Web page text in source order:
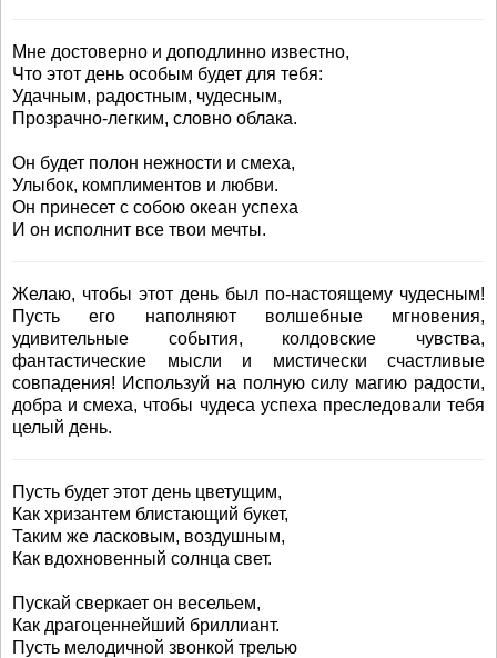
Мне достоверно и доподлинно известно,
Что этот день особым будет для тебя:
Удачным, радостным, чудесным,
Прозрачно-легким, словно облака.
Он будет полон нежности и смеха,
Улыбок, комплиментов и любви.
Он принесет с собою океан успеха
И он исполнит все твои мечты.
Желаю, чтобы этот день был по-настоящему чудесным!
Пусть его наполняют волшебные мгновения,
удивительные события, колдовские чувства,
фантастические мысли и мистически счастливые
совпадения! Используй на полную силу магию радости,
добра и смеха, чтобы чудеса успеха преследовали тебя
целый день.
Пусть будет этот день цветущим,
Как хризантем блистающий букет,
Таким же ласковым, воздушным,
Как вдохновенный солнца свет.
Пускай сверкает он весельем,
Как драгоценнейший бриллиант.
Пусть мелодичной звонкой трелью